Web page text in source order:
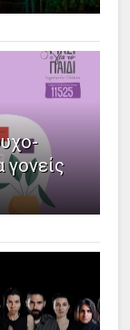
γονείς